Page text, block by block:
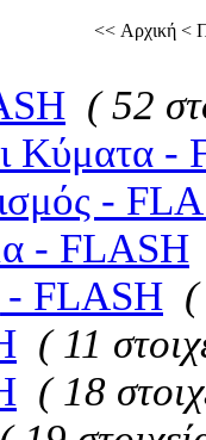
<< Αρχική <
( 52
Κύματα -
-
- FLASH
- FLASH (
( 11
( 18